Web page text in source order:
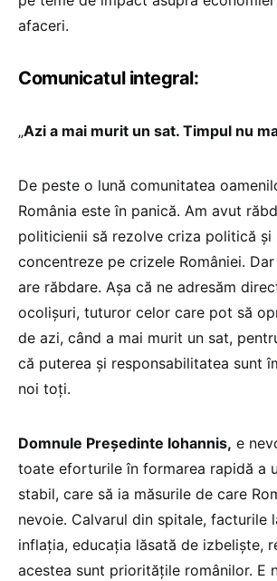
afaceri.
Comunicatul integral:
„Azi a mai murit un sat. Timpul nu
De peste o lună comunitatea
România este în panică. Am avut
politicienii să rezolve criza politică și
concentreze pe crizele României.
are răbdare. Așa că ne adresăm
ocolișuri, tuturor celor care pot să
de azi, când a mai murit un sat,
că puterea și responsabilitatea sunt
noi toți.
Domnule Președinte Iohannis, e
toate eforturile în formarea rapidă a
stabil, care să ia măsurile de care
nevoie. Calvarul din spitale, facturile
inflația, educația lăsată de izbeliște,
acestea sunt prioritățile românilor. E